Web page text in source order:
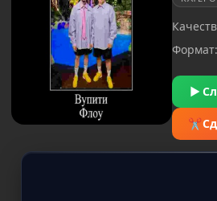
Формат:
▶
✂